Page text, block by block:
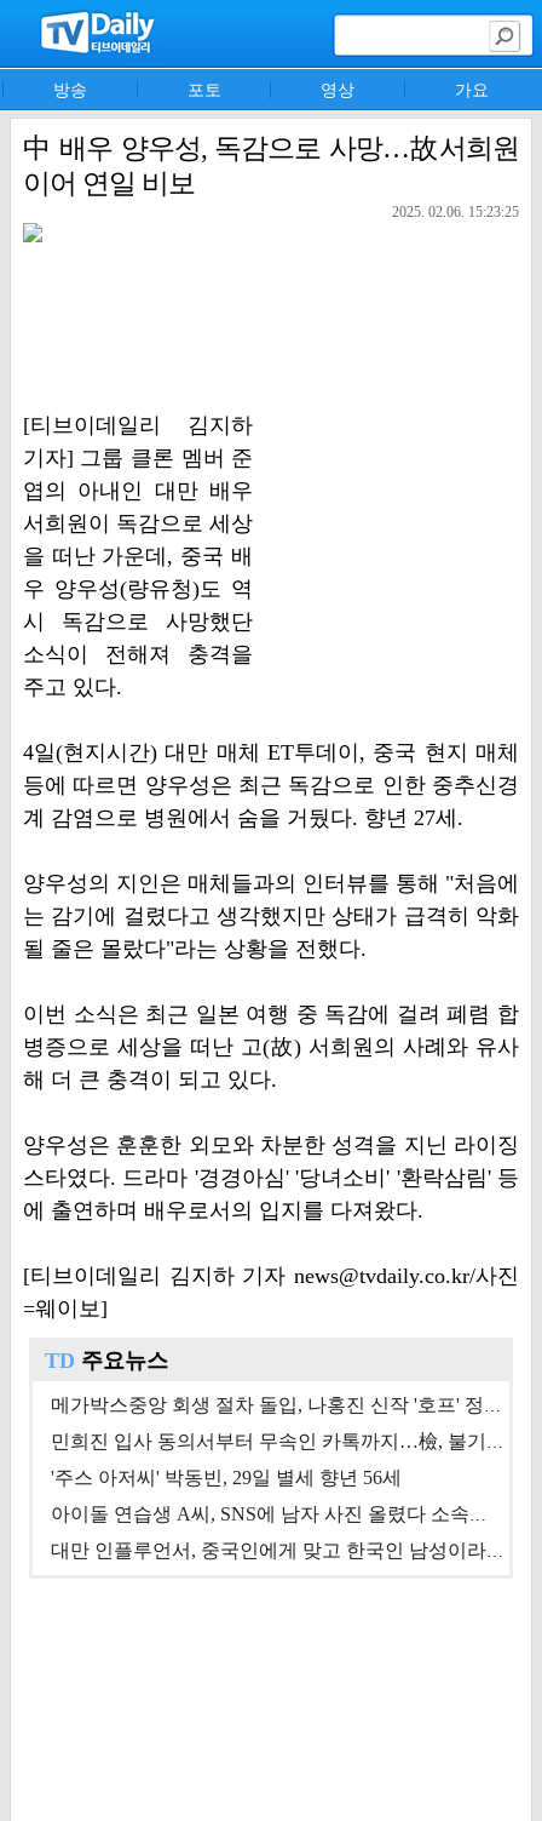
방송 포토 영상 가요
中 배우 양우성, 독감으로 사망…故서희원
이어 연일 비보
2025. 02.06. 15:23:25
[티브이데일리 김지하
기자] 그룹 클론 멤버 준
엽의 아내인 대만 배우
서희원이 독감으로 세상
을 떠난 가운데, 중국 배
우 양우성(량유청)도 역
시 독감으로 사망했단
소식이 전해져 충격을
주고 있다.
4일(현지시간) 대만 매체 ET투데이, 중국 현지 매체
등에 따르면 양우성은 최근 독감으로 인한 중추신경
계 감염으로 병원에서 숨을 거뒀다. 향년 27세.
양우성의 지인은 매체들과의 인터뷰를 통해 "처음에
는 감기에 걸렸다고 생각했지만 상태가 급격히 악화
될 줄은 몰랐다"라는 상황을 전했다.
이번 소식은 최근 일본 여행 중 독감에 걸려 폐렴 합
병증으로 세상을 떠난 고(故) 서희원의 사례와 유사
해 더 큰 충격이 되고 있다.
양우성은 훈훈한 외모와 차분한 성격을 지닌 라이징
스타였다. 드라마 '경경아심' '당녀소비' '환락삼림' 등
에 출연하며 배우로서의 입지를 다져왔다.
[티브이데일리 김지하 기자 news@tvdaily.co.kr/사진
=웨이보]
TD 주요뉴스
메가박스중앙 회생 절차 돌입, 나홍진 신작 '호프' 정상 개봉에 쏠린 시선 [상반기 결산 기획]
민희진 입사 동의서부터 무속인 카톡까지…檢, 불기소 처분 근거들 [이슈&톡]
'주스 아저씨' 박동빈, 29일 별세 향년 56세
아이돌 연습생 A씨, SNS에 남자 사진 올렸다 소속사 퇴출
대만 인플루언서, 중국인에게 맞고 한국인 남성이라 진술 '후폭풍'